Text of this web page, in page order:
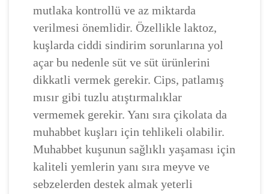
mutlaka kontrollü ve az miktarda
verilmesi önemlidir. Özellikle laktoz,
kuşlarda ciddi sindirim sorunlarına yol
açar bu nedenle süt ve süt ürünlerini
dikkatli vermek gerekir. Cips, patlamış
mısır gibi tuzlu atıştırmalıklar
vermemek gerekir. Yanı sıra çikolata da
muhabbet kuşları için tehlikeli olabilir.
Muhabbet kuşunun sağlıklı yaşaması için
kaliteli yemlerin yanı sıra meyve ve
sebzelerden destek almak yeterli